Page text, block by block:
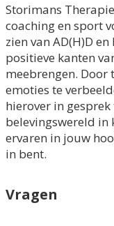
Storimans
coaching en sport
zien van AD(H)D
positieve kanten
meebrengen.
emoties te
hierover in
belevingswereld
ervaren in jouw
in bent.
Vragen